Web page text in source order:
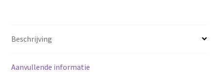
Beschrijving
Aanvullende informatie